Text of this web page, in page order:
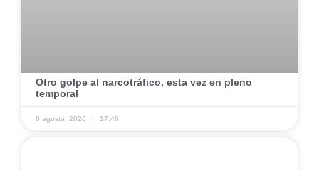
​Otro golpe al narcotráfico, esta vez en pleno
temporal ​
6 agosto, 2026 17:46